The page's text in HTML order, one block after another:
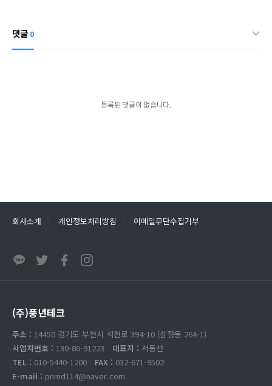
댓글 0
등록된 댓글이 없습니다.
회사소개 개인정보처리방침 이메일무단수집거부
(주)풍년테크
주소 : 14450 경기도 부천시 석천로 394-10 (삼정동 264-1)
사업자번호 : 130-86-91223 대표자 : 서동선
TEL : 010-5440-1200 FAX : 032-671-9502
E-mail : pnmd114@naver.com